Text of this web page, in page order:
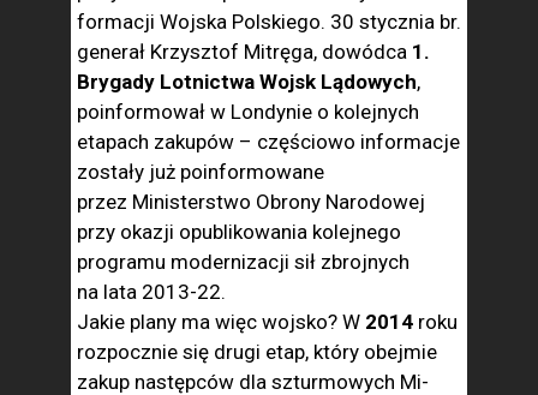
formacji Wojska Polskiego. 30 stycznia br.
generał Krzysztof Mitręga, dowódca 1.
Brygady Lotnictwa Wojsk Lądowych,
poinformował w Londynie o kolejnych
etapach zakupów – częściowo informacje
zostały już poinformowane
przez Ministerstwo Obrony Narodowej
przy okazji opublikowania kolejnego
programu modernizacji sił zbrojnych
na lata 2013-22.
Jakie plany ma więc wojsko? W 2014 roku
rozpocznie się drugi etap, który obejmie
zakup następców dla szturmowych Mi-